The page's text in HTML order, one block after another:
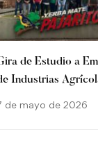
de Estudio a
Industrias
de mayo de 2026